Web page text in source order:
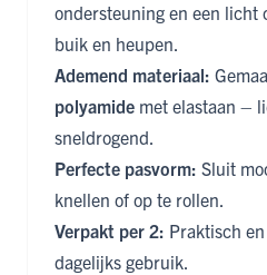
ondersteuning en een licht
buik en heupen.
Ademend materiaal:
polyamide met elastaan –
sneldrogend.
Perfecte pasvorm: Sluit
knellen of op te rollen.
Verpakt per 2: Praktisch
dagelijks gebruik.